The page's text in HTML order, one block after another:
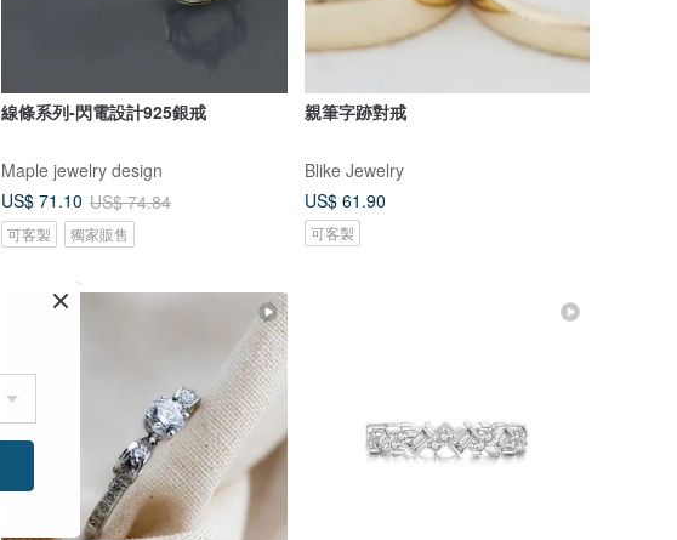
線條系列-閃電設計925銀戒
Maple jewelry design
US$ 71.10 US$ 74.84
可客製 獨家販售
親筆字跡對戒
Blike Jewelry
US$ 61.90
可客製